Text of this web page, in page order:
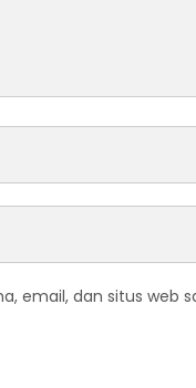
email, dan situs web